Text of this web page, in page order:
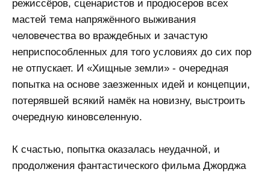
режиссёров, сценаристов и продюсеров всех
мастей тема напряжённого выживания
человечества во враждебных и зачастую
неприспособленных для того условиях до сих пор
не отпускает. И «Хищные земли» - очередная
попытка на основе заезженных идей и концепции,
потерявшей всякий намёк на новизну, выстроить
очередную киновселенную.
К счастью, попытка оказалась неудачной, и
продолжения фантастического фильма Джорджа